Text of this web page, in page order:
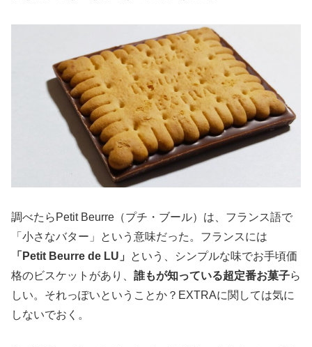
調べたらPetit Beurre（プチ・ブール）は、フランス語で
「小さなバター」という意味だった。フランスには
「Petit Beurre de LU」
という、シンプルな味でお手頃価
格のビスケットがあり、 誰もが知っている超定番お菓子ら
しい。それっぽいということか？EXTRAに関しては気に
しないでおく。